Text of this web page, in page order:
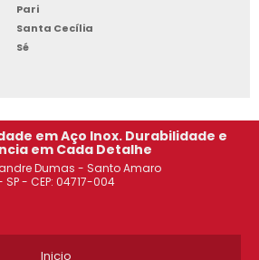
ANDRÉ
ARQUIVO SOROCABA
DIADEMA
ARQUIVO MORTO SÃO PAULO
Pari
Santa Cecília
Sé
em Aço Inox. Durabilidade e
em Cada Detalhe
Dumas - Santo Amaro
SP - CEP: 04717-004
Inicio